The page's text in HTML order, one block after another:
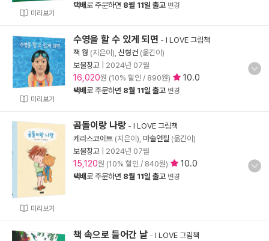
미리보기
택배로 주문하면 8월 11일 출고 변경
미리보기
수영을 할 수 있게 되면 - I LOVE 그림책
잭 웡 (지은이), 신형건 (옮긴이)
보물창고
2024년 07월
16,020원 (10% 할인 / 890원) 10.0
택배로 주문하면 8월 11일 출고 변경
미리보기
곰돌이랑 나랑 - I LOVE 그림책
케라스코에트 (지은이), 마술연필 (옮긴이)
보물창고
2024년 07월
15,120원 (10% 할인 / 840원) 10.0
택배로 주문하면 8월 11일 출고 변경
책 속으로 들어간 날 - I LOVE 그림책